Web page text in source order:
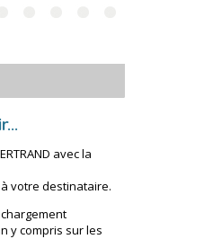
avec la
votre destinataire.
y compris sur les